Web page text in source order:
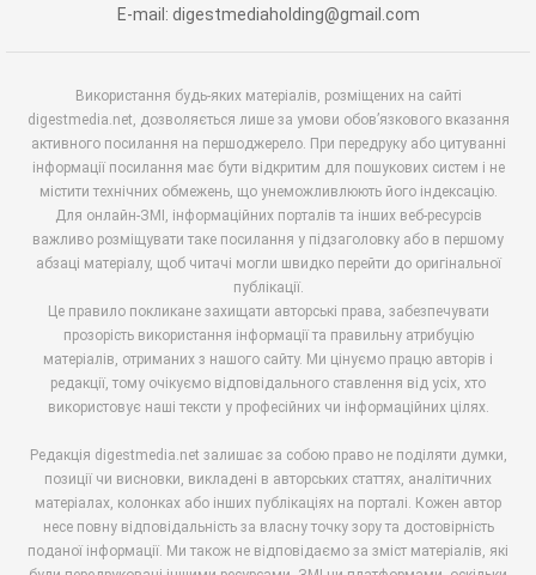
E-mail: digestmediaholding@gmail.com
Використання будь-яких матеріалів, розміщених на сайті
digestmedia.net, дозволяється лише за умови обов’язкового вказання
активного посилання на першоджерело. При передруку або цитуванні
інформації посилання має бути відкритим для пошукових систем і не
містити технічних обмежень, що унеможливлюють його індексацію.
Для онлайн-ЗМІ, інформаційних порталів та інших веб-ресурсів
важливо розміщувати таке посилання у підзаголовку або в першому
абзаці матеріалу, щоб читачі могли швидко перейти до оригінальної
публікації.
Це правило покликане захищати авторські права, забезпечувати
прозорість використання інформації та правильну атрибуцію
матеріалів, отриманих з нашого сайту. Ми цінуємо працю авторів і
редакції, тому очікуємо відповідального ставлення від усіх, хто
використовує наші тексти у професійних чи інформаційних цілях.
Редакція digestmedia.net залишає за собою право не поділяти думки,
позиції чи висновки, викладені в авторських статтях, аналітичних
матеріалах, колонках або інших публікаціях на порталі. Кожен автор
несе повну відповідальність за власну точку зору та достовірність
поданої інформації. Ми також не відповідаємо за зміст матеріалів, які